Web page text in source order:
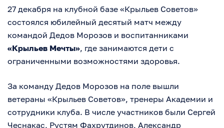
27 декабря на клубной базе «Крыльев Советов»
состоялся юбилейный десятый матч между
командой Дедов Морозов и воспитанниками
«Крыльев Мечты», где занимаются дети с
ограниченными возможностями здоровья.
За команду Дедов Морозов на поле вышли
ветераны «Крыльев Советов», тренеры Академии и
сотрудники клуба. В числе участников были Сергей
Чеснакас, Рустям Фахрутдинов, Александр